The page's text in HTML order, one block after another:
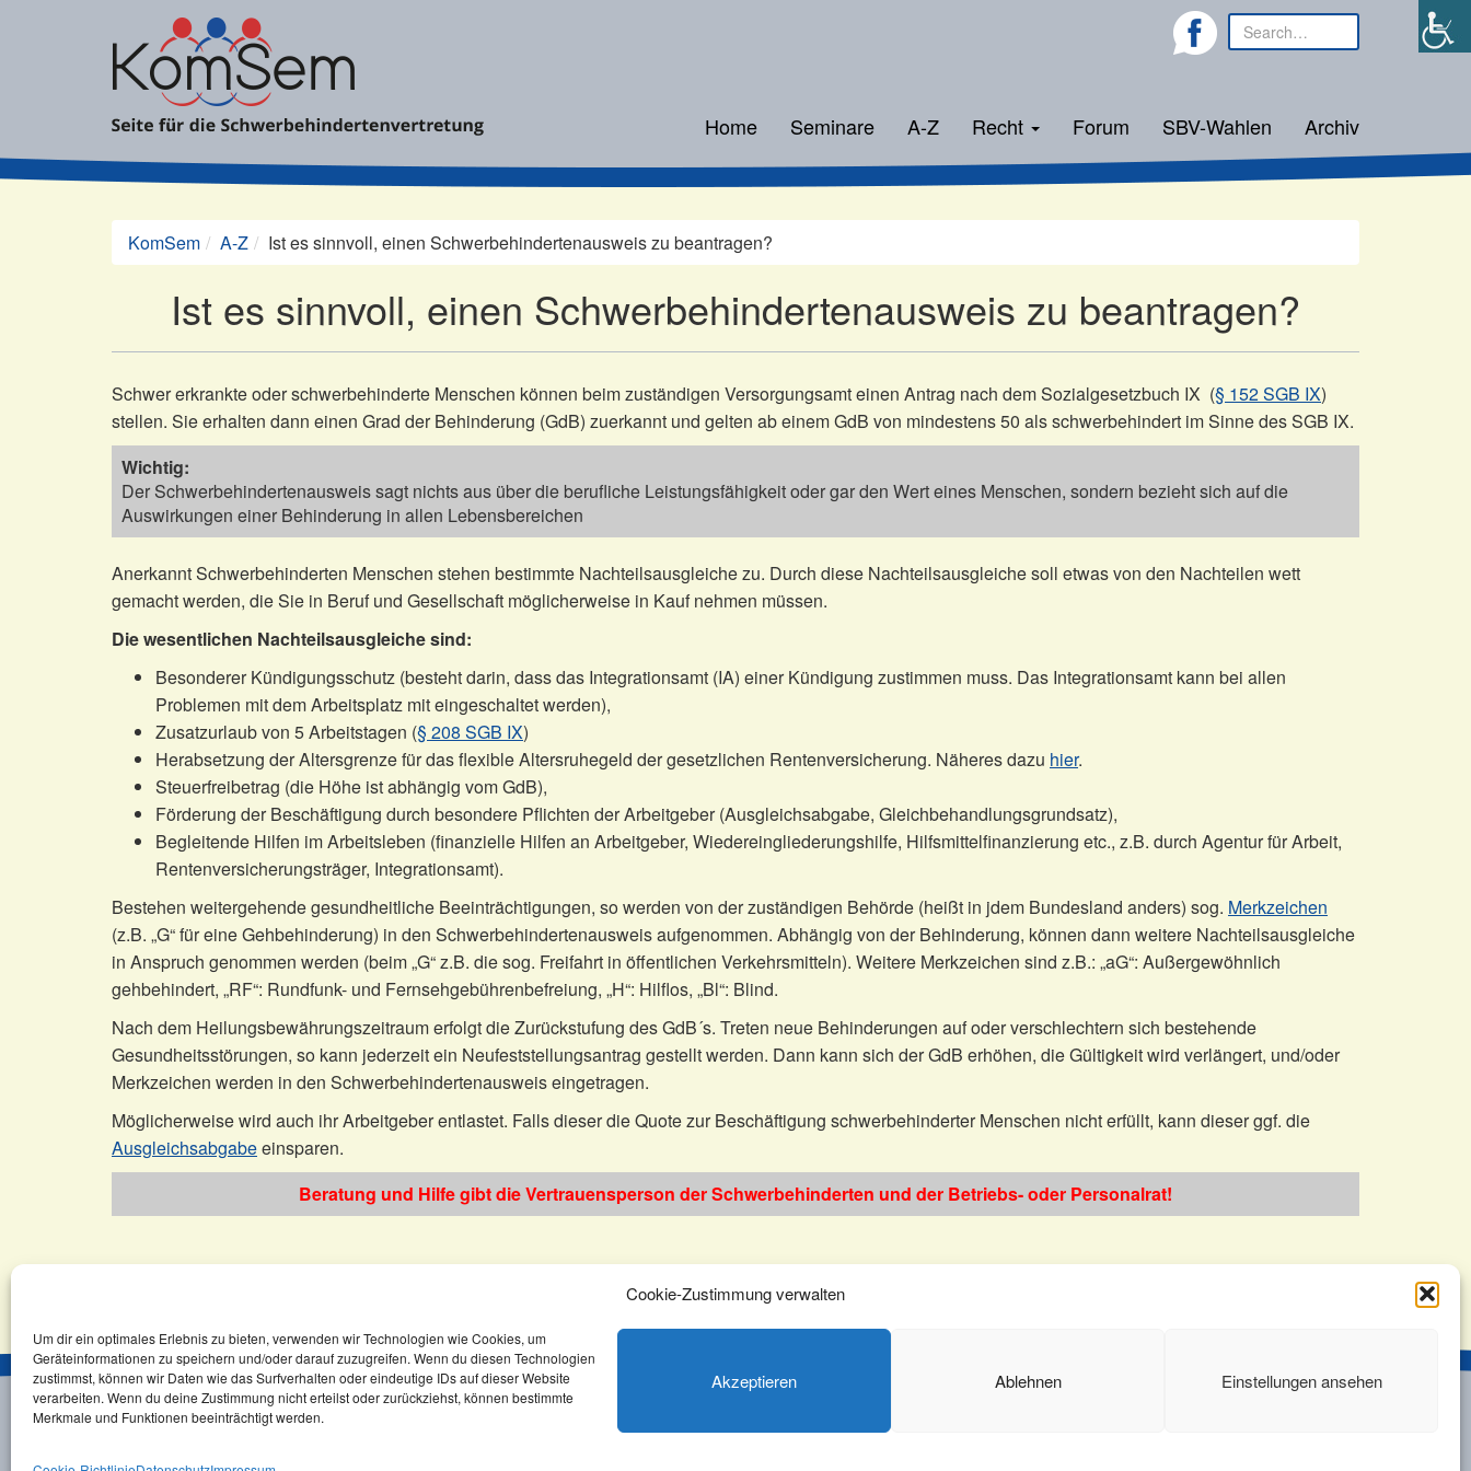
Cookie-Zustimmung verwalten
Um dir ein optimales Erlebnis zu bieten, verwenden wir Technologien wie Cookies, um
Geräteinformationen zu speichern und/oder darauf zuzugreifen. Wenn du diesen Technologien
zustimmst, können wir Daten wie das Surfverhalten oder eindeutige IDs auf dieser Website
verarbeiten. Wenn du deine Zustimmung nicht erteilst oder zurückziehst, können bestimmte
Merkmale und Funktionen beeinträchtigt werden.
Akzeptieren Ablehnen Einstellungen ansehen
Home Seminare A-Z Recht Forum SBV-Wahlen Archiv
KomSem A-Z Ist es sinnvoll, einen Schwerbehindertenausweis zu beantragen?
Ist es sinnvoll, einen Schwerbehindertenausweis zu beantragen?
Schwer erkrankte oder schwerbehinderte Menschen können beim zuständigen Versorgungsamt einen Antrag nach dem Sozialgesetzbuch IX (§ 152 SGB IX)
stellen. Sie erhalten dann einen Grad der Behinderung (GdB) zuerkannt und gelten ab einem GdB von mindestens 50 als schwerbehindert im Sinne des SGB IX.
Wichtig:
Der Schwerbehindertenausweis sagt nichts aus über die berufliche Leistungsfähigkeit oder gar den Wert eines Menschen, sondern bezieht sich auf die
Auswirkungen einer Behinderung in allen Lebensbereichen
Anerkannt Schwerbehinderten Menschen stehen bestimmte Nachteilsausgleiche zu. Durch diese Nachteilsausgleiche soll etwas von den Nachteilen wett
gemacht werden, die Sie in Beruf und Gesellschaft möglicherweise in Kauf nehmen müssen.
Die wesentlichen Nachteilsausgleiche sind:
Besonderer Kündigungsschutz (besteht darin, dass das Integrationsamt (IA) einer Kündigung zustimmen muss. Das Integrationsamt kann bei allen
Problemen mit dem Arbeitsplatz mit eingeschaltet werden),
Zusatzurlaub von 5 Arbeitstagen (§ 208 SGB IX)
Herabsetzung der Altersgrenze für das flexible Altersruhegeld der gesetzlichen Rentenversicherung. Näheres dazu hier.
Steuerfreibetrag (die Höhe ist abhängig vom GdB),
Förderung der Beschäftigung durch besondere Pflichten der Arbeitgeber (Ausgleichsabgabe, Gleichbehandlungsgrundsatz),
Begleitende Hilfen im Arbeitsleben (finanzielle Hilfen an Arbeitgeber, Wiedereingliederungshilfe, Hilfsmittelfinanzierung etc., z.B. durch Agentur für Arbeit,
Rentenversicherungsträger, Integrationsamt).
Bestehen weitergehende gesundheitliche Beeinträchtigungen, so werden von der zuständigen Behörde (heißt in jdem Bundesland anders) sog. Merkzeichen
(z.B. „G“ für eine Gehbehinderung) in den Schwerbehindertenausweis aufgenommen. Abhängig von der Behinderung, können dann weitere Nachteilsausgleiche
in Anspruch genommen werden (beim „G“ z.B. die sog. Freifahrt in öffentlichen Verkehrsmitteln). Weitere Merkzeichen sind z.B.: „aG“: Außergewöhnlich
gehbehindert, „RF“: Rundfunk- und Fernsehgebührenbefreiung, „H“: Hilflos, „Bl“: Blind.
Nach dem Heilungsbewährungszeitraum erfolgt die Zurückstufung des GdB´s. Treten neue Behinderungen auf oder verschlechtern sich bestehende
Gesundheitsstörungen, so kann jederzeit ein Neufeststellungsantrag gestellt werden. Dann kann sich der GdB erhöhen, die Gültigkeit wird verlängert, und/oder
Merkzeichen werden in den Schwerbehindertenausweis eingetragen.
Möglicherweise wird auch ihr Arbeitgeber entlastet. Falls dieser die Quote zur Beschäftigung schwerbehinderter Menschen nicht erfüllt, kann dieser ggf. die
Ausgleichsabgabeeinsparen.
Beratung und Hilfe gibt die Vertrauensperson der Schwerbehinderten und der Betriebs- oder Personalrat!
Ist es sinnvoll, einen Schwerbehindertenausweis zu beantragen?
Kontakt Newsletter Rechtliches
©2026 Copyright, KomSem GmbH.